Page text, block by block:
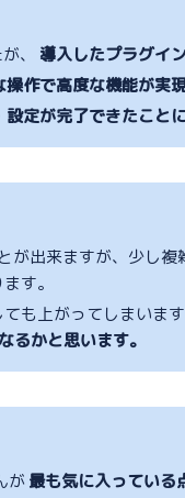
、 導入したプラグイ
作で高度な機能が実
設定が完了できたこと
出来ますが、少し
す。
も上がってしまいます
かと思います。
が 最も気に入っている